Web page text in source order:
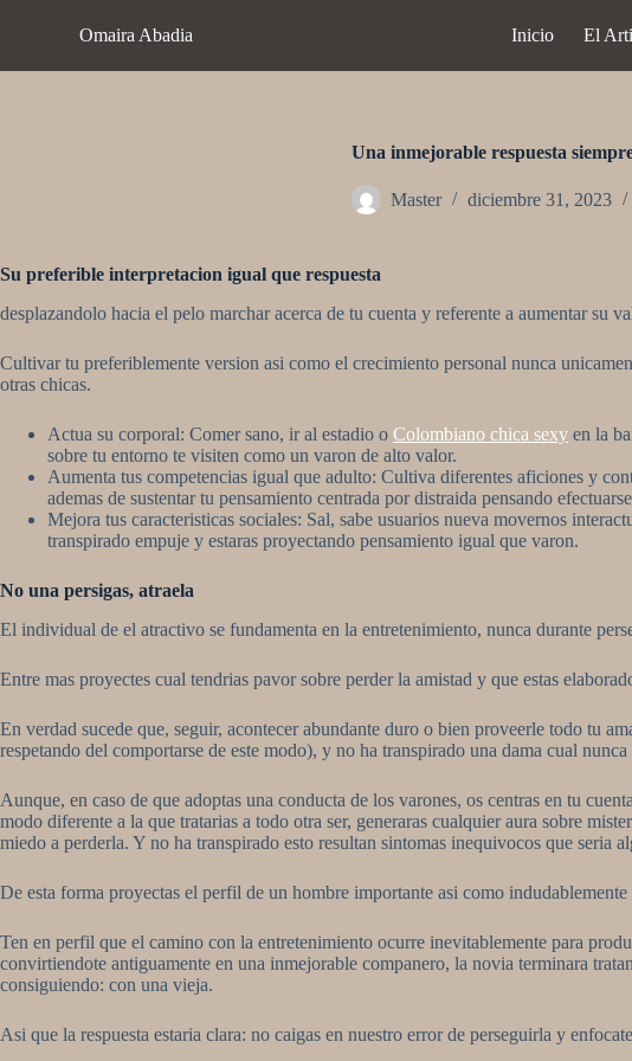
e
i
o
Omaira Abadia Inicio El
Una inmejorable respuesta
Master diciembre 31, 2023
Su preferible interpretacion igual que respuesta
desplazandolo hacia el pelo marchar acerca de tu cuenta y referente a aumentar su
Cultivar tu preferiblemente version asi­ como el crecimiento personal nunca
otras chicas.
Actua su corporal: Comer sano, ir al estadio o Colombiano chica sexy en la
sobre tu entorno te visiten como un varon de alto valor.
Aumenta tus competencias igual que adulto: Cultiva diferentes aficiones y
ademas de sustentar tu pensamiento centrada por distraida pensando
Mejora tus caracteristicas sociales: Sal, sabe usuarios nueva movernos
transpirado empuje y estaras proyectando pensamiento igual que varon.
No una persigas, atraela
El individual de el atractivo se fundamenta en la entretenimiento, nunca durante
Entre mas proyectes cual tendri­as pavor sobre perder la amistad y que estas
En verdad sucede que, seguir, acontecer abundante duro o bien proveerle todo tu
respetando del comportarse de este modo), y no ha transpirado una dama cual
Aunque, en caso de que adoptas una conducta de los varones, os centras en tu
modo diferente a la que tratarias a todo otra ser, generaras cualquier aura sobre
miedo a perderla. Y no ha transpirado esto resultan sintomas inequivocos que seri­a
De esta forma proyectas el perfil de un hombre importante asi­ como
Ten en perfil que el camino con la entretenimiento ocurre inevitablemente para
convirtiendote antiguamente en una inmejorable companero, la novia terminara
consiguiendo: con una vieja.
Asi que la respuesta estaria clara: no caigas en nuestro error de perseguirla y